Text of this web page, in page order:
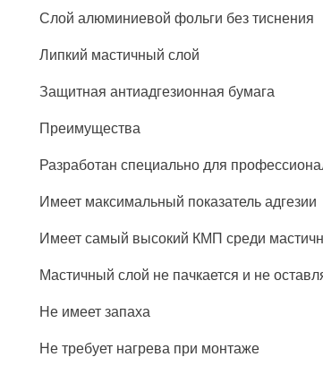
Слой алюминиевой фольги без тиснения
Липкий мастичный слой
Защитная антиадгезионная бумага
Преимущества
Разработан специально для
Имеет максимальный показатель адгезии
Имеет самый высокий КМП среди
Мастичный слой не пачкается и не
Не имеет запаха
Не требует нагрева при монтаже